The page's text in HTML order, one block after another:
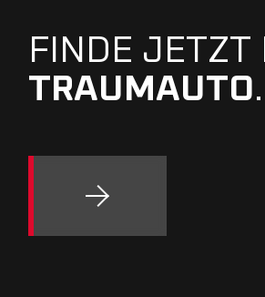
FINDE JETZT
TRAUMAUTO.